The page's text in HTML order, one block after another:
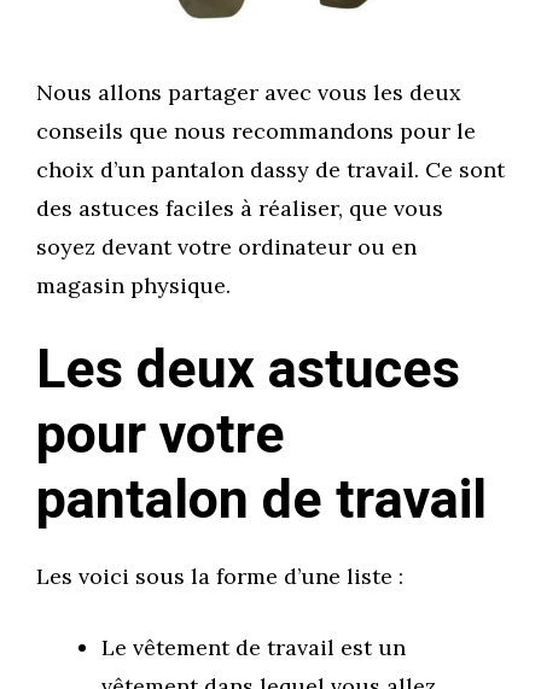
Nous allons partager avec vous les deux
conseils que nous recommandons pour le
choix d’un pantalon dassy de travail. Ce sont
des astuces faciles à réaliser, que vous
soyez devant votre ordinateur ou en
magasin physique.
Les deux astuces
pour votre
pantalon de travail
Les voici sous la forme d’une liste :
Le vêtement de travail est un